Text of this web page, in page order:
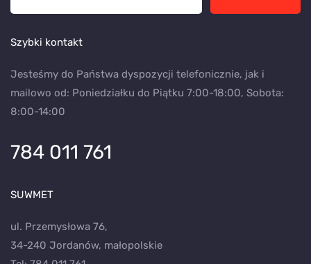
Szybki kontakt
Jesteśmy do Państwa dyspozycji telefonicznie, jak i
mailowo od: Poniedziałku do Piątku 7:00-18:00, Sobota:
8:00-14:00
784 011 761
SUWMET
ul. Przemysłowa 76,
34-240 Jordanów, małopolskie